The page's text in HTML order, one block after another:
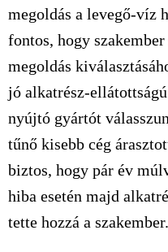
megoldás a levegő-víz
fontos, hogy
megoldás
jó alkatrész-
nyújtó gyártót
tűnő kisebb cég
biztos, hogy pár év
hiba esetén majd
tette hozzá a szakember.